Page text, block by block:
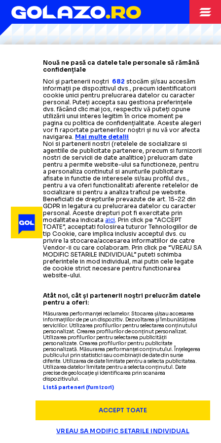
Citește mai mult
Citește mai mult
Citește mai mult
Citește mai mult
Citește mai mult
28.04.2025
SPORTULI-AÎNCĂIERAT Scandal cu Nicușor Dan și
Crin Antonescula dezbaterea electorală de la Digi24
» Subiectul: bazele sportive din București
17.04.2025
CASELE DE PARIURI EVITĂ LUPTA PREZIDENȚIALĂ
Motivul pentru care cele mai mari agenții din
Românianu includ în oferta lorcote pentru alegeri
CAMPIONATE 12.04.2025
MESSI SAU MARADONA? Răspunsul luiCrin
Antonescu: „Pentru mine este așa cum a spus Fabio
Capello”
SUPERLIGA 10.04.2025
COTELE
CANDIDAȚILOR
Surpriză: după „evenimentul
Lasconi”, cums-aumodificat
șansele candidaților la
președinția României
Citește mai mult
24.03.2025
INVITAT SPECIAL?
Crin Antonescul-achemat pe
David Popovicilapodcast-ulsău
de campanie: „Cred că eşti în
măsură să iei la întrebări pe
oricine”
Citește mai mult
SUPERLIGA 06.03.2025
CRIN ANTONESCU, FAN FCSB Candidatul Coaliției la
prezidențiale, previziune sumbră pentruCSA
„Nu văd viitorul echipelor cu buget de stat”
08.01.2025
CĂTĂLIN TOLONTAN Ce-afăcut Crin
CANDIDATUL COALIȚIEI Fostulministru al sportului
03.12.2024
„GEORGESCU ȘI
BECALI DUC
ROMÂNIA ÎN
PEȘTERĂ”
Fost ministru al Sportului: „Să nu
înainte de civilizație
pentru a ne apăra valorile”
ALTE SPORTURI 14.10.2024
„DOVADĂ DE
LAȘITATE”
Elisabeta Lipă, replică dură
pentru sportivii care o amenință
cu plângeri penale: „Zici că renta e
la mine în buzunar!”
SE IA DE „OAMENII
DIN BIROURI”
Maricica Puică, fosta campioană
olimpică, interviu pentru
GOLAZO.ro: „Să vedem dacă mă
” + Îl contrazice pe Crin
Antonescu
Nouă ne pasă ca datele tale personale să rămână
confidențiale
Noi și partenerii noștri 682 stocăm și/sau accesăm
informații pe dispozitivul dvs., precum identificatorii
cookie unici pentru prelucrarea datelor cu caracter
personal. Puteți accepta sau gestiona preferințele
dvs. făcând clic mai jos, respectiv vă puteți opune
utilizării unui interes legitim în orice moment pe
pagina cu politica de confidențialitate. Aceste alegeri
vor fi raportate partenerilor noștri și nu vă vor afecta
navigarea. Mai multe detalii
Noi si partenerii nostri (retelele de socializare si
agentiile de publicitate partenere, precum si furnizorii
nostri de servicii de date analitice) prelucram date
pentru a permite website-ului sa functioneze, pentru
a personaliza continutul si anunturile publicitare
afisate in functie de interesele si/sau profilul dvs.,
pentru a va oferi functionalitati aferente retelelor de
socializare si pentru a analiza traficul pe website.
Beneficiati de drepturile prevazute de art. 15-22 din
GDPR in legatura cu prelucrarea datelor cu caracter
personal. Aceste drepturi pot fi exercitate prin
modalitatea indicataaici . Prin click pe “ACCEPT
TOATE”, acceptati folosirea tuturor Tehnologiilor de
tip Cookie, care implica inclusiv acceptul dvs. cu
privire la stocarea/accesarea informatiilor de catre
Vendor-ii cu care colaboram. Prin click pe “VREAU SA
MODIFIC SETARILE INDIVIDUAL” puteti schimba
preferintele in mod individual, mai putin cele legate
de cookie strict necesare pentru functionarea
website-ului.
Atât noi, cât și partenerii noștri prelucrăm datele
pentru a oferi:
Măsurarea performanței reclamelor. Stocarea și/sau accesarea
informațiilor de pe un dispozitiv. Dezvoltarea și îmbunătățirea
serviciilor. Utilizarea profilurilor pentru selectarea conținutului
personalizat. Crearea profilurilor de conținut personalizat.
Utilizarea profilurilor pentru selectarea publicității
personalizate. Crearea profilurilor pentru publicitate
personalizată. Măsurarea performanței conținutului. Înțelegerea
publicului prin statistici sau combinații de date din surse
diferite. Utilizarea de date limitate pentru a selecta publicitatea.
Utilizarea datelor limitate pentru a selecta conținutul. Date
precise de geolocație și identificarea prin scanarea
dispozitivului.
Listă parteneri (furnizori)
ACCEPT TOATE
VREAU SA MODIFIC SETARILE INDIVIDUAL